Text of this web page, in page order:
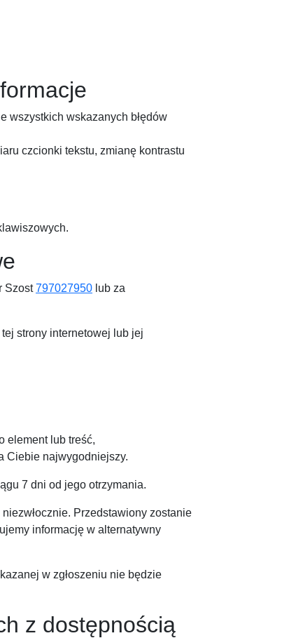
wszystkich wskazanych błędów
czcionki tekstu, zmianę kontrastu
Szost 797027950 lub za
strony internetowej lub jej
element lub treść,
Ciebie najwygodniejszy.
7 dni od jego otrzymania.
Przedstawiony zostanie
informację w alternatywny
w zgłoszeniu nie będzie
z dostępnością